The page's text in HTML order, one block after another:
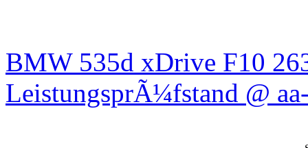
BMW 535d xDrive F10
LeistungsprÃ¼fstand @